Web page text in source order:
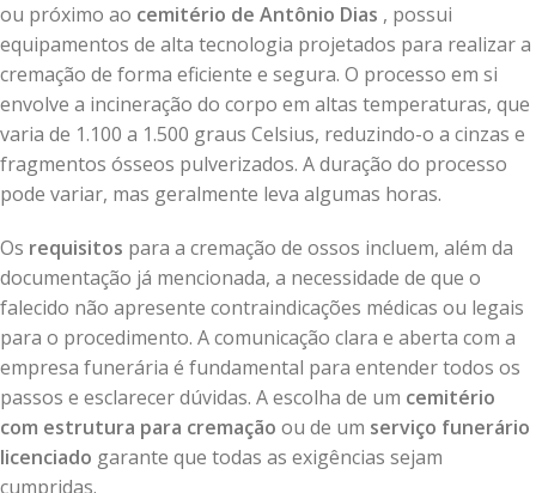
ou próximo ao cemitério de Antônio Dias , possui
equipamentos de alta tecnologia projetados para realizar a
cremação de forma eficiente e segura. O processo em si
envolve a incineração do corpo em altas temperaturas, que
varia de 1.100 a 1.500 graus Celsius, reduzindo-o a cinzas e
fragmentos ósseos pulverizados. A duração do processo
pode variar, mas geralmente leva algumas horas.
Os requisitos para a cremação de ossos incluem, além da
documentação já mencionada, a necessidade de que o
falecido não apresente contraindicações médicas ou legais
para o procedimento. A comunicação clara e aberta com a
empresa funerária é fundamental para entender todos os
passos e esclarecer dúvidas. A escolha de um cemitério
com estrutura para cremação ou de um serviço funerário
licenciado garante que todas as exigências sejam
cumpridas.